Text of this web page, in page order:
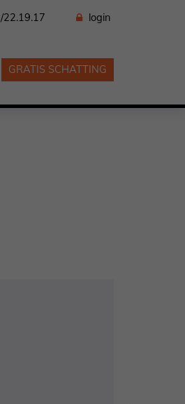
22.19.17 login
GRATIS SCHATTING